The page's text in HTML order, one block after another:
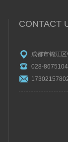
CONTACT
成都市锦江区
028-